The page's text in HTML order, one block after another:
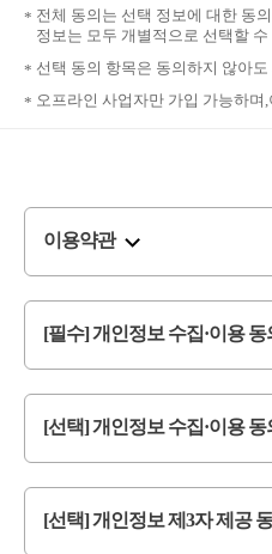
전체 동의는 선택 정보에 대한 동
정보는 모두 개별적으로 선택할
선택 동의 항목은 동의하지 않아
오프라인 사업자만 가입 가능하
이용약관
[필수] 개인정보 수집·이용 동
[선택] 개인정보 수집·이용 동
[선택] 개인정보 제3자 제공